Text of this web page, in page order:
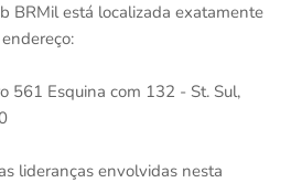
BRMil está localizada exatamente
561 Esquina com 132 - St. Sul,
lideranças envolvidas nesta